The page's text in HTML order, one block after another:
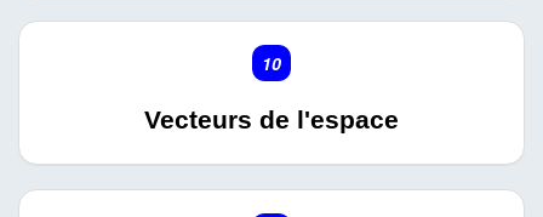
10
Vecteurs de l'espace